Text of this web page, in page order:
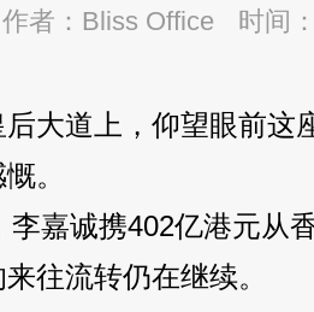
作者：Bliss Office 时间
大道上，仰望眼前这
。
李嘉诚携402亿港元从
往流转仍在继续。